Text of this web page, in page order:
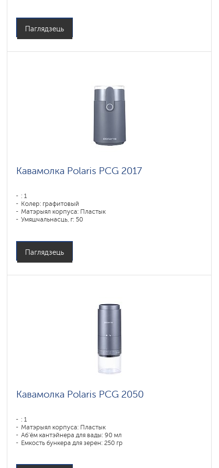
Емкость бункера для зерен: 250 гр
Паглядзець
Кавамолка Polaris PCG 2017
: 1
Колер: графитовый
Матэрыял корпуса: Пластык
Умяшчальнасць, г: 50
Емкость бункера для зерен: 250 гр
Паглядзець
Кавамолка Polaris PCG 2050
: 1
Матэрыял корпуса: Пластык
Аб'ём кантэйнера для вады: 90 мл
Емкость бункера для зерен: 250 гр